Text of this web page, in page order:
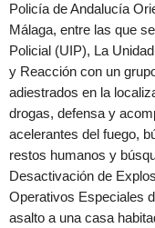
Policía de Andalucía
Málaga, entre las que
Policial (UIP), La
y Reacción con un
adiestrados en la
drogas, defensa y
acelerantes del fuego,
restos humanos y
Desactivación de
Operativos Especiales
asalto a una casa